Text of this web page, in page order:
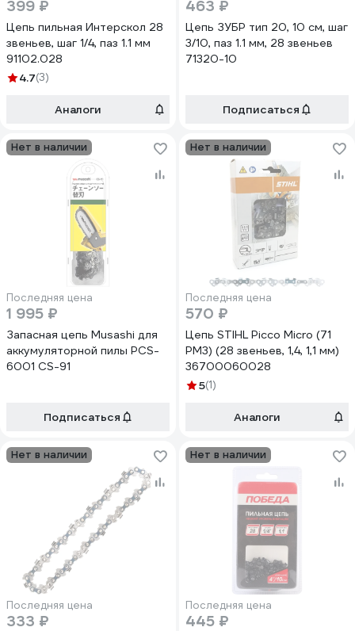
399 ₽
Цепь пильная Интерскол 28
звеньев, шаг 1/4, паз 1.1 мм
91102.028
4.7(3)
Аналоги
463 ₽
Цепь ЗУБР тип 20, 10 см, шаг
3/10, паз 1.1 мм, 28 звеньев
71320-10
Подписаться
Нет в наличии
Последняя цена
1 995 ₽
Запасная цепь Musashi для
аккумуляторной пилы PCS-
6001 CS-91
Подписаться
Нет в наличии
Последняя цена
570 ₽
Цепь STIHL Picco Micro (71
PM3) (28 звеньев, 1,4, 1,1 мм)
36700060028
5(1)
Аналоги
Нет в наличии
Последняя цена
333 ₽
Нет в наличии
Последняя цена
445 ₽